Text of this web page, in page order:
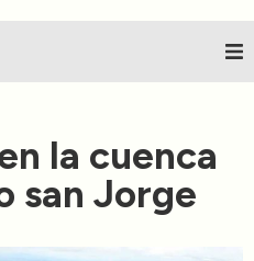
la cuenca
san Jorge